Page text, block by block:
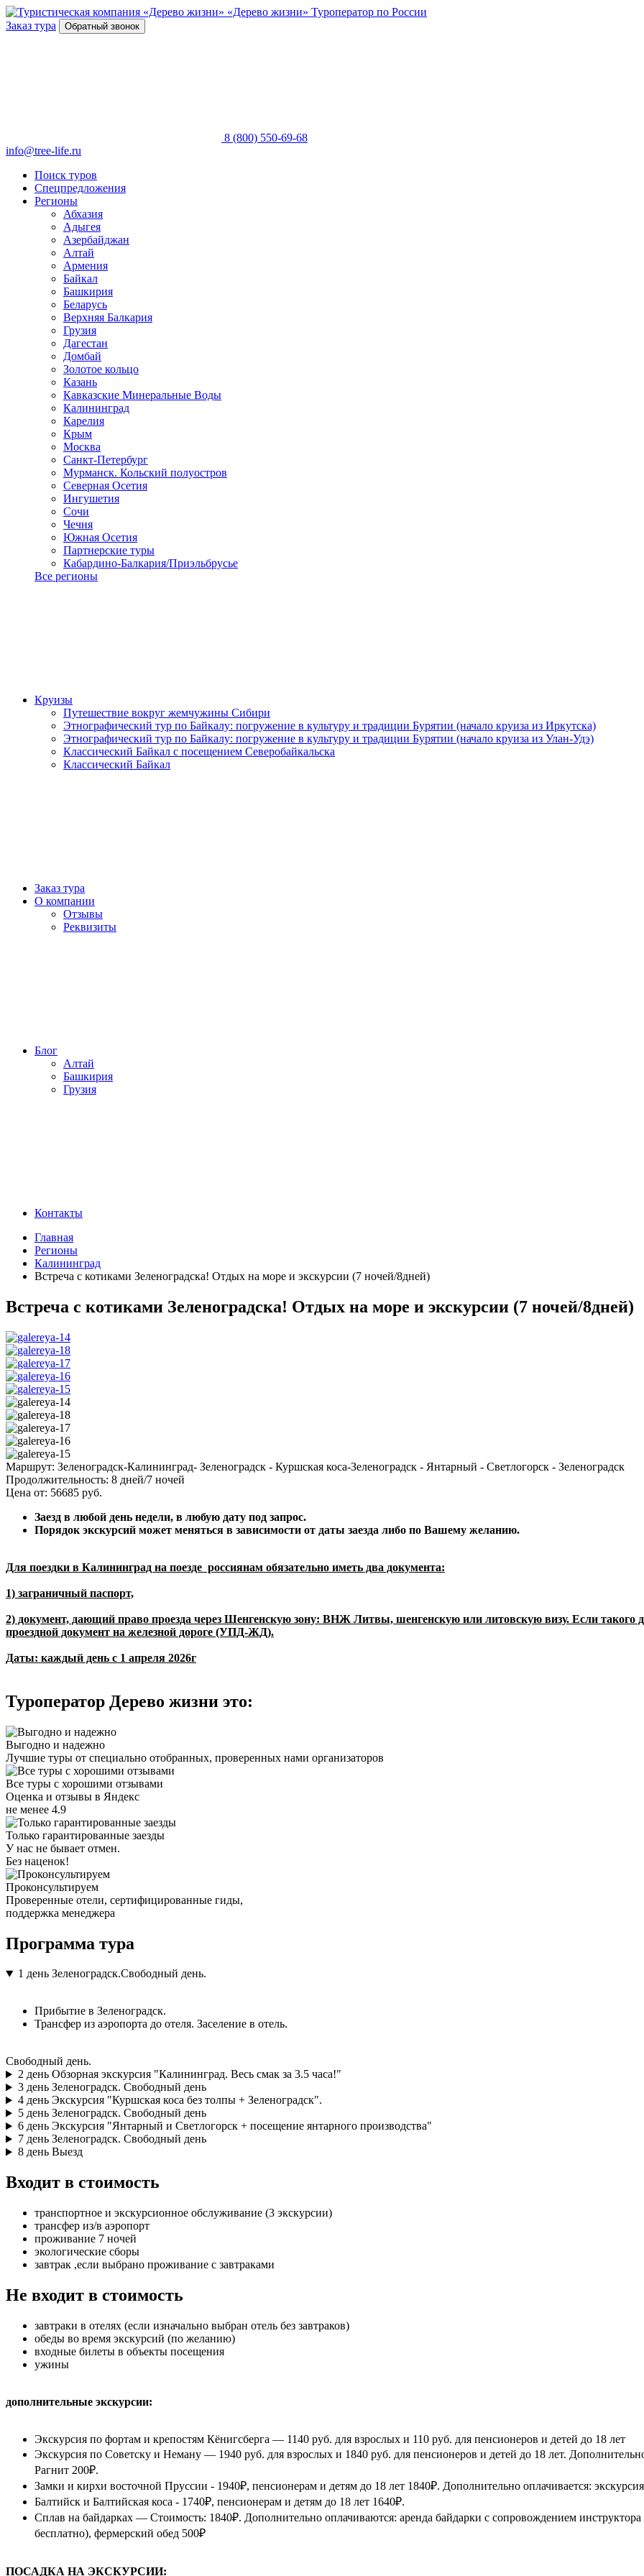
«Дерево жизни» Туроператор по России
Заказ тура
Обратный звонок
8 (800) 550-69-68
info@tree-life.ru
Поиск туров
Спецпредложения
Регионы
Абхазия
Адыгея
Азербайджан
Алтай
Армения
Байкал
Башкирия
Беларусь
Верхняя Балкария
Грузия
Дагестан
Домбай
Золотое кольцо
Казань
Кавказские Минеральные Воды
Калининград
Карелия
Крым
Москва
Санкт-Петербург
Мурманск. Кольский полуостров
Северная Осетия
Ингушетия
Сочи
Чечня
Южная Осетия
Партнерские туры
Кабардино-Балкария/Приэльбрусье
Все регионы
Круизы
Путешествие вокруг жемчужины Сибири
Этнографический тур по Байкалу: погружение в культуру и традиции Бурятии (начало круиза из Иркутска)
Этнографический тур по Байкалу: погружение в культуру и традиции Бурятии (начало круиза из Улан-Удэ)
Классический Байкал с посещением Северобайкальска
Классический Байкал
Заказ тура
О компании
Отзывы
Реквизиты
Блог
Алтай
Башкирия
Грузия
Контакты
Главная
Регионы
Калининград
Встреча с котиками Зеленоградска! Отдых на море и экскурсии (7 ночей/8дней)
Встреча с котиками Зеленоградска! Отдых на море и экскурсии (7 ночей/8дней)
Маршрут: Зеленоградск-Калининград- Зеленоградск - Куршская коса-Зеленоградск - Янтарный - Светлогорск - Зеленоградск
Продолжительность: 8 дней/7 ночей
Цена от: 56685 руб.
Заезд в любой день недели, в любую дату под запрос.
Порядок экскурсий может меняться в зависимости от даты заезда либо по Вашему желанию.
Для поездки в Калининград на поезде россиянам обязательно иметь два документа:
1) заграничный паспорт,
2) документ, дающий право проезда через Шенгенскую зону: ВНЖ Литвы, шенгенскую или литовскую визу. Если
проездной документ на железной дороге (УПД-ЖД).
Даты: каждый день с 1 апреля 2026г
Туроператор Дерево жизни это:
Выгодно и надежно
Лучшие туры от специально отобранных, проверенных нами организаторов
Все туры с хорошими отзывами
Оценка и отзывы в Яндекс
не менее 4.9
Только гарантированные заезды
У нас не бывает отмен.
Без наценок!
Проконсультируем
Проверенные отели, сертифицированные гиды,
поддержка менеджера
Программа тура
1 день Зеленоградск.Свободный день.
Прибытие в Зеленоградск.
Трансфер из аэропорта до отеля. Заселение в отель.
Свободный день.
2 день Обзорная экскурсия "Калининград. Весь смак за 3.5 часа!"
3 день Зеленоградск. Свободный день
4 день Экскурсия "Куршская коса без толпы + Зеленоградск".
5 день Зеленоградск. Свободный день
6 день Экскурсия "Янтарный и Светлогорск + посещение янтарного производства"
7 день Зеленоградск. Свободный день
8 день Выезд
Входит в стоимость
транспортное и экскурсионное обслуживание (3 экскурсии)
трансфер из/в аэропорт
проживание 7 ночей
экологические сборы
завтрак ,если выбрано проживание с завтраками
Не входит в стоимость
завтраки в отелях (если изначально выбран отель без завтраков)
обеды во время экскурсий (по желанию)
входные билеты в объекты посещения
ужины
дополнительные экскурсии:
Экскурсия по фортам и крепостям Кёнигсберга — 1140 руб. для взрослых и 110 руб. для пенсионеров и детей до 18 лет
Экскурсия по Советску и Неману — 1940 руб. для взрослых и 1840 руб. для пенсионеров и детей до 18 лет.
Рагнит 200₽.
Замки и кирхи восточной Пруссии - 1940₽, пенсионерам и детям до 18 лет 1840₽. Дополнительно оплачивается:
Балтийск и Балтийская коса - 1740₽, пенсионерам и детям до 18 лет 1640₽.
Сплав на байдарках — Стоимость: 1840₽. Дополнительно оплачиваются: аренда байдарки с сопровождением
бесплатно), фермерский обед 500₽
ПОСАДКА НА ЭКСКУРСИИ: